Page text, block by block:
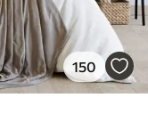
150